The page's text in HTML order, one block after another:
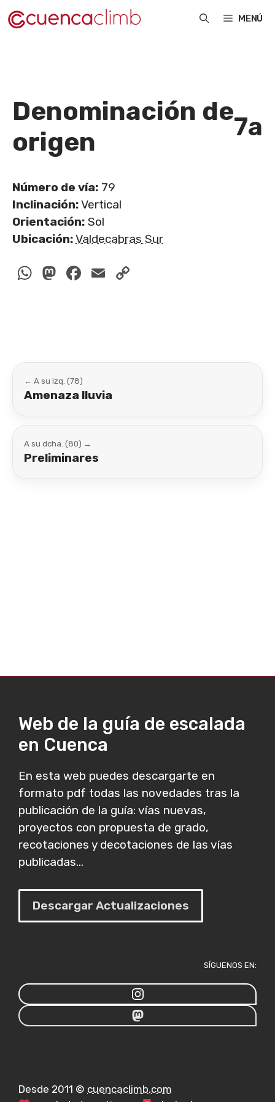
Saltar
al
MENÚ
Denominación de
origen
7a
Número de vía: 79
Inclinación:Vertical
Orientación: Sol
Ubicación:Valdecabras Sur
WhatsApp
Mastodon
Facebook
Email
← A su izq. (78)
Amenaza lluvia
A su dcha. (80) →
Preliminares
Web de la guía de escalada
en Cuenca
En esta web puedes descargarte en
formato pdf todas las novedades tras la
publicación de la guía: vías nuevas,
proyectos con propuesta de grado,
recotaciones y decotaciones de las vías
publicadas...
Descargar Actualizaciones
SÍGUENOS EN:
Desde 2011 © cuencaclimb.com